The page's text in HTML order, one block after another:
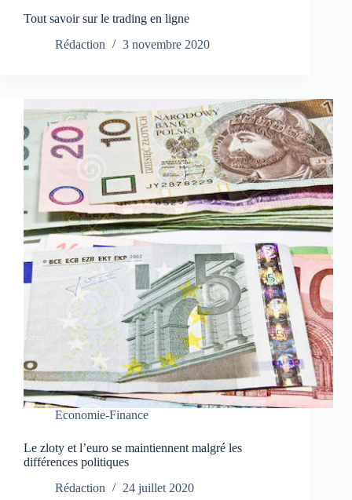
Tout savoir sur le trading en ligne
Rédaction
3 novembre 2020
Economie-Finance
Le zloty et l’euro se maintiennent malgré les
différences politiques
Rédaction
24 juillet 2020